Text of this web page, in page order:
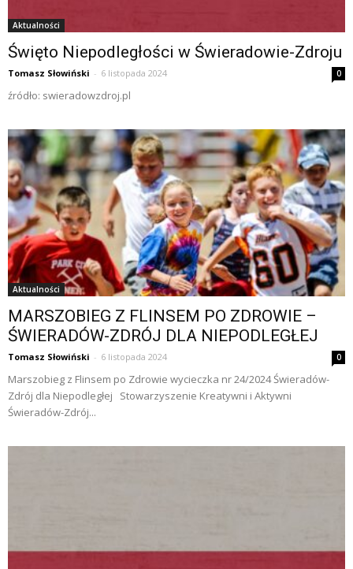
Aktualności
Święto Niepodległości w Świeradowie-Zdroju
Tomasz Słowiński - 6 listopada 2024 0
źródło: swieradowzdroj.pl
Aktualności
MARSZOBIEG Z FLINSEM PO ZDROWIE –
ŚWIERADÓW-ZDRÓJ DLA NIEPODLEGŁEJ
Tomasz Słowiński - 6 listopada 2024 0
Marszobieg z Flinsem po Zdrowie wycieczka nr 24/2024 Świeradów-
Zdrój dla Niepodległej Stowarzyszenie Kreatywni i Aktywni
Świeradów-Zdrój...